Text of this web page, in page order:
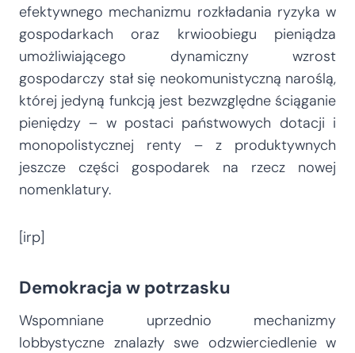
efektywnego mechanizmu rozkładania ryzyka w
gospodarkach oraz krwioobiegu pieniądza
umożliwiającego dynamiczny wzrost
gospodarczy stał się neokomunistyczną naroślą,
której jedyną funkcją jest bezwzględne ściąganie
pieniędzy – w postaci państwowych dotacji i
monopolistycznej renty – z produktywnych
jeszcze części gospodarek na rzecz nowej
nomenklatury.
[irp]
Demokracja w potrzasku
Wspomniane uprzednio mechanizmy
lobbystyczne znalazły swe odzwierciedlenie w